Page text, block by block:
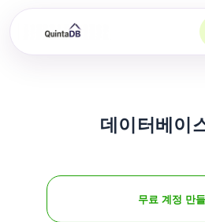
데이터베이
무료 계정 만